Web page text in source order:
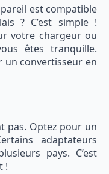
est compatible
? C’est simple !
votre chargeur ou
êtes tranquille.
un convertisseur en
pas. Optez pour un
adaptateurs
pays. C’est
!